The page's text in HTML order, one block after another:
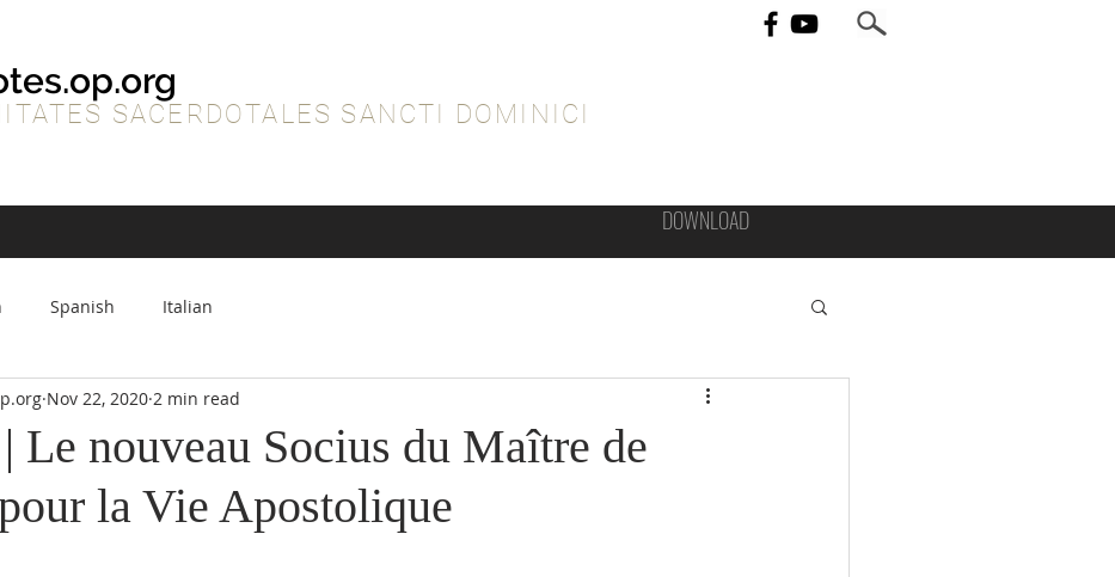
SACERDOTALES SANCTI DOMINICI
DOWNLOAD
Spanish Italian
Le nouveau Socius du Maître de
la Vie Apostolique
Nov 22, 2020 2 min read